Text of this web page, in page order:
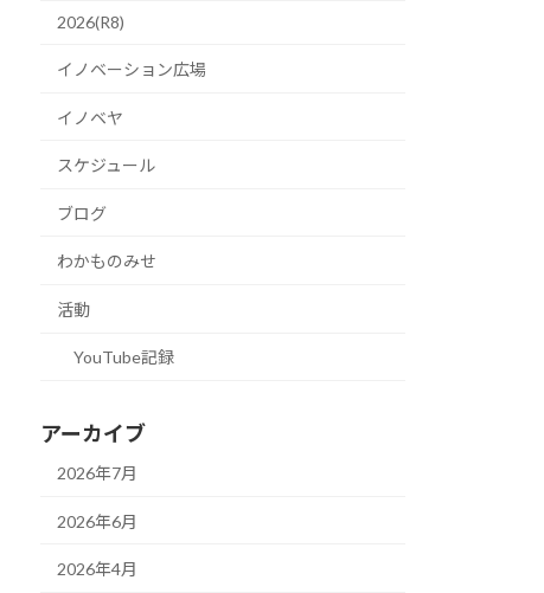
2026(R8)
イノベーション広場
イノベヤ
スケジュール
ブログ
わかものみせ
活動
YouTube記録
アーカイブ
2026年7月
2026年6月
2026年4月